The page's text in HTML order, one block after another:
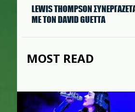
LEWIS THOMPSON
ΜΕ ΤΟΝ DAVID GUETTA
MOST READ